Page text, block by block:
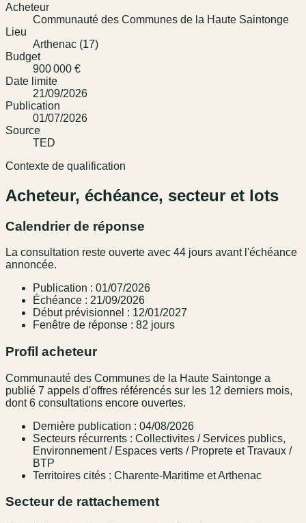
Acheteur
Communauté des Communes de la Haute Saintonge
Lieu
Arthenac (17)
Budget
900 000 €
Date limite
21/09/2026
Publication
01/07/2026
Source
TED
Contexte de qualification
Acheteur, échéance, secteur et lots
Calendrier de réponse
La consultation reste ouverte avec 44 jours avant l'échéance
annoncée.
Publication : 01/07/2026
Échéance : 21/09/2026
Début prévisionnel : 12/01/2027
Fenêtre de réponse : 82 jours
Profil acheteur
Communauté des Communes de la Haute Saintonge a
publié 7 appels d'offres référencés sur les 12 derniers mois,
dont 6 consultations encore ouvertes.
Dernière publication : 04/08/2026
Secteurs récurrents : Collectivites / Services publics,
Environnement / Espaces verts / Proprete et Travaux /
BTP
Territoires cités : Charente-Maritime et Arthenac
Secteur de rattachement